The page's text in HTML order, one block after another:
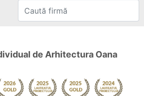
de Arhitectura Oana